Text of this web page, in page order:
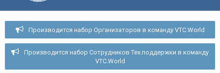
Производится набор Организаторов в команду VTC.World
Производится набор Сотрудников Тех.поддержки в команду
VTC.World